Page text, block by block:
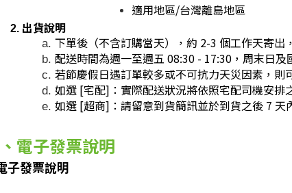
適用地區/台灣離島地區
出貨說明
下單後（不含訂購當天），約 2-3 個工作天寄出
配送時間為週一至週五 08:30 - 17:30，周末日及
若節慶假日遇訂單較多或不可抗力天災因素，則
如選 [宅配]：實際配送狀況將依照宅配司機安排
如選 [超商]：請留意到貨簡訊並於到貨之後 7
電子發票說明
子發票說明